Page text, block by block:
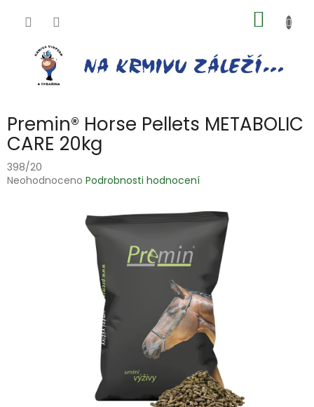
KOŠÍK
Premin® Horse Pellets METABOLIC
CARE 20kg
398/20
Průměrné
Neohodnoceno Podrobnosti hodnocení